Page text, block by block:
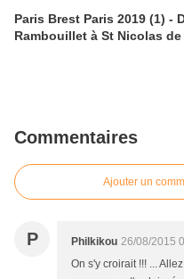
Paris Brest Paris 2019 (1) - De
Rambouillet à St Nicolas de
Commentaires
Ajouter un
P Philkikou 26/08/2015
On s'y croirait !!! ...